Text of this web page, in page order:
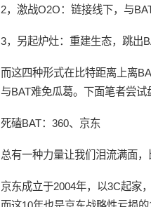
2，激战O2O：链接线下，与
3，另起炉灶：重建生态，跳出
而这四种形式在比特距离上离
与BAT难免瓜葛。下面笔者尝试
死磕BAT：360、京东
总有一种力量让我们泪流满面
京东成立于2004年，以3C起家